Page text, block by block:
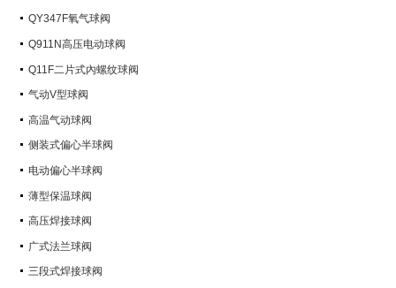
QY347F氧气球阀
Q911N高压电动球阀
Q11F二片式內螺纹球阀
气动V型球阀
高温气动球阀
侧装式偏心半球阀
电动偏心半球阀
薄型保温球阀
高压焊接球阀
广式法兰球阀
三段式焊接球阀